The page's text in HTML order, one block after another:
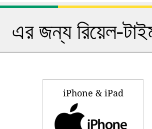
এর জন্য রিয়েল-
iPhone & iPad